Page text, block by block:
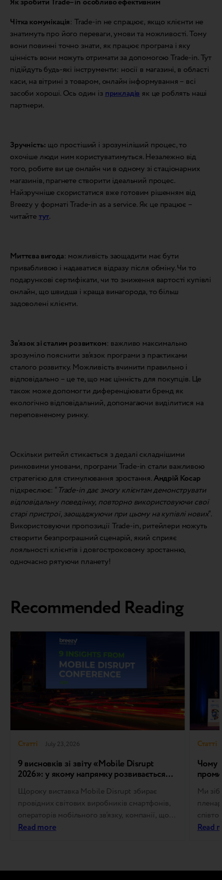
Як зробитиTrade–in особливо ефективним
Чітка комунікація: Trade-in не спрацює, якщо клієнти не
знатимуть про його переваги, умови та можливості. Тому
вони повинні точно знати, як працює програма і яку
цінність вони можуть отримати за допомогою Trade-in. Тут
підійдуть будь-які інструменти: носії в магазині, в області
каси, на вітрині з товаром, онлайн інформування – всі
засоби хороші. Ось один ізприкладів як це роблять наші
партнери.
Зручність: що простіший і зрозуміліший процес, то
охочіше люди ним користуватимуться. Незалежно від
того, робите ви це онлайн чи в одному зі стаціонарних
магазинів, прагнете створити ідеальний процес.
Найзручніше скористатися вже готовим рішенням від
Breezy у форматі Trade-in as a service. Як це працює –
читайтетут.
Миттєва вигода: можливість заощадити має бути
привабливою і надаватися відразу після обміну. Чи то
подарункові сертифікати, чи то зниження вартості купівлі
онлайн, що швидша і краща винагорода, то більш
задоволені клієнти.
Зв’язок зі сталим розвитком: важливо максимально
зрозуміло пояснити зв’язок програми з практиками
сталого розвитку. Можливість вчинити правильно і
відповідально – це те, що має цінність для покупців. Це
також може допомогти диференціювати бренд як
екологічно відповідальний, допомагаючи виділитися на
переповненому ринку.
Оскільки ритейл стикається з дедалі складнішими
ринковими умовами, програми Trade-in стали важливою
стратегією для стимулювання зростання.Андрій Косар
підкреслює: “Trade-inдає змогу клієнтам демонструвати
відповідальну поведінку, повторно використовуючи свої
старі пристрої, заощаджуючи при цьому на купівлі нових“.
Використовуючи пропозиції Trade-in, ритейлери можуть
створити безпрограшний сценарій, який сприяє
лояльності клієнтів і довгостроковому зростанню,
одночасно рятуючи планету!
Recommended Reading
Статті July 23, 2026
9 висновків зі звіту «Mobile Disrupt
2026»: у якому напрямку розвивається
Trade-in та Refurbished
Щороку виставка Mobile Disrupt збирає
провідних світових виробників смартфонів,
операторів мобільного зв’язку, компанії, що
займаються програмою Trade-in, фахівців з
Read more
Статті
Чому
Ми
Read